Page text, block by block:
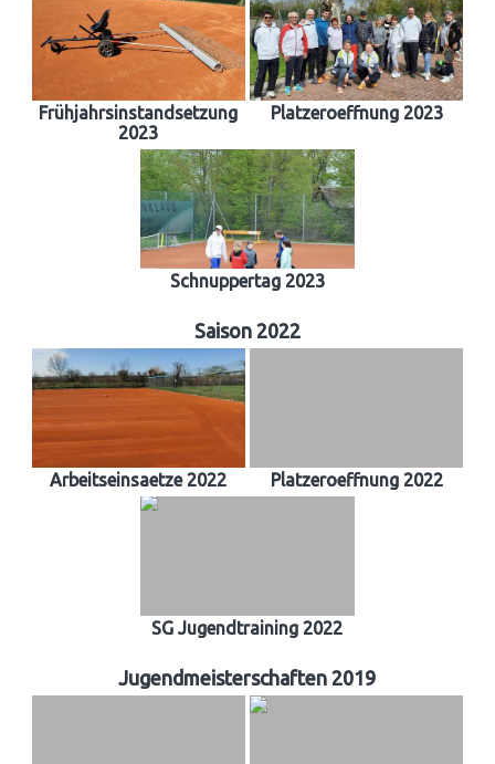
Frühjahrsinstandsetzung
2023
Platzeroeffnung 2023
Schnuppertag 2023
Saison 2022
Arbeitseinsaetze 2022 Platzeroeffnung 2022
SG Jugendtraining 2022
Jugendmeisterschaften 2019